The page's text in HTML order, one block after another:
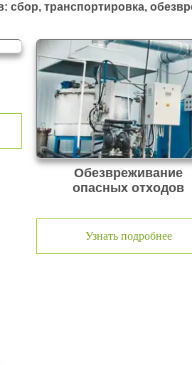
транспортировка,
Обезвреживание
опасных отходов
Узнать подробнее